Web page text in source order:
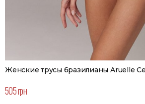
Женские трусы бразилианы Aruelle
505 грн